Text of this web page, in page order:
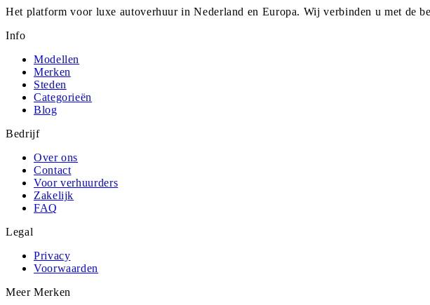
Het platform voor luxe autoverhuur in Nederland en Europa. Wij verbinden u met de
Info
Modellen
Merken
Steden
Categorieën
Blog
Bedrijf
Over ons
Contact
Voor verhuurders
Zakelijk
FAQ
Legal
Privacy
Voorwaarden
Meer Merken